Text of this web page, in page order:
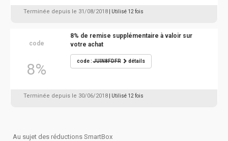
Terminée depuis le 31/08/2018 | Utilisé 12 fois
code
8%
8% de remise supplémentaire à valoir sur
votre achat
code :JUIN8FDFR détails
Terminée depuis le 30/06/2018 | Utilisé 12 fois
Au sujet des réductions SmartBox